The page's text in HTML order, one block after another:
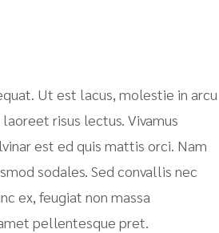
Ut est lacus, molestie in arcu
risus lectus. Vivamus
est ed quis mattis orci. Nam
sodales. Sed convallis nec
ex, feugiat non massa
pellentesque pret.